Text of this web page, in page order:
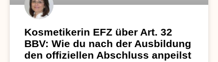
Kosmetikerin EFZ über Art. 32
BBV: Wie du nach der Ausbildung
den offiziellen Abschluss anpeilst